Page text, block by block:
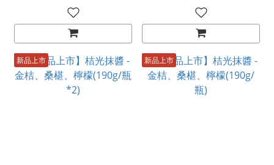
新品上市 新品上市